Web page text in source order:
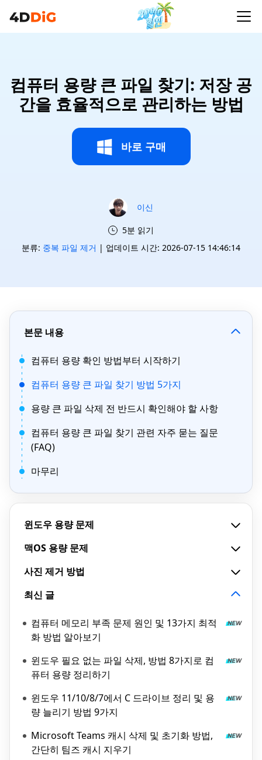
컴퓨터 용량 큰 파일 찾기: 저장 공
간을 효율적으로 관리하는 방법
바로 구매
이신
5분 읽기
분류: 중복 파일 제거 | 업데이트 시간: 2026-07-15 14:46:14
본문 내용
컴퓨터 용량 확인 방법부터 시작하기
컴퓨터 용량 큰 파일 찾기 방법 5가지
용량 큰 파일 삭제 전 반드시 확인해야 할 사항
컴퓨터 용량 큰 파일 찾기 관련 자주 묻는 질문
(FAQ)
마무리
윈도우 용량 문제
맥OS 용량 문제
사진 제거 방법
최신 글
컴퓨터 메모리 부족 문제 원인 및 13가지 최적
화 방법 알아보기
윈도우 필요 없는 파일 삭제, 방법 8가지로 컴
퓨터 용량 정리하기
윈도우 11/10/8/7에서 C 드라이브 정리 및 용
량 늘리기 방법 9가지
Microsoft Teams 캐시 삭제 및 초기화 방법,
간단히 팀즈 캐시 지우기